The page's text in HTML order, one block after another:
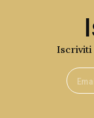
Iscriviti